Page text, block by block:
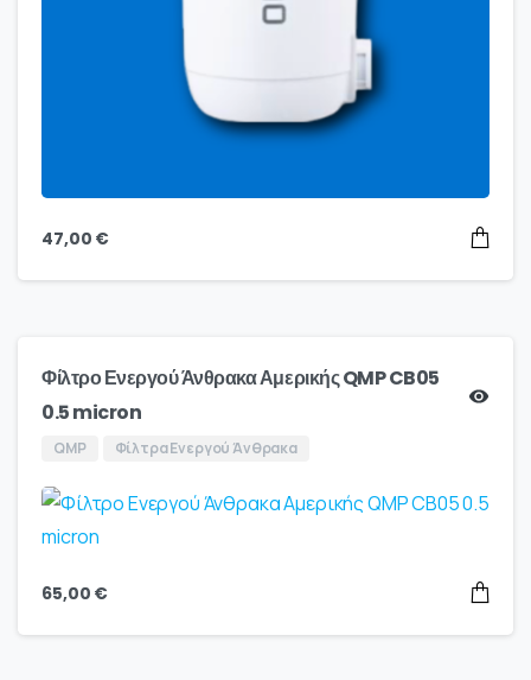
47,00 €
Φίλτρο Ενεργού Άνθρακα Αμερικής QMP CB05
0.5 micron
QMP Φίλτρα Ενεργού Άνθρακα
65,00 €